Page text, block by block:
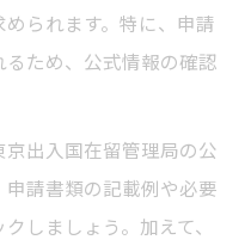
られます。特に、申請
ため、公式情報の確認
出入国在留管理局の公
請書類の記載例や必要
しましょう。加えて、